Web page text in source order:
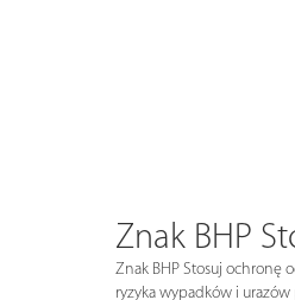
Znak BHP
Znak BHP Stosuj ochronę
ryzyka wypadków i